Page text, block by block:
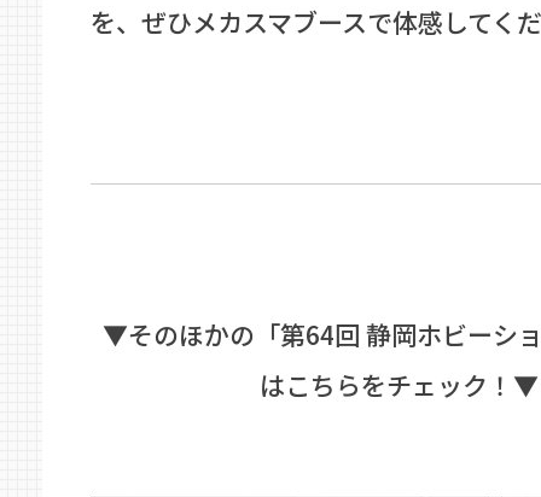
を、ぜひメカスマブースで体感してく
▼そのほかの「第64回 静岡ホビーシ
はこちらをチェック！▼